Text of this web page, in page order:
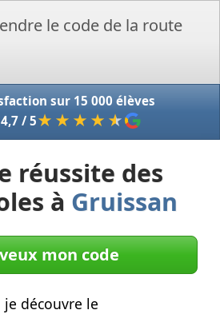
sur 15 000 élèves
/ 5★★★★ ★
réussite des
à Gruissan
mon code
je découvre le